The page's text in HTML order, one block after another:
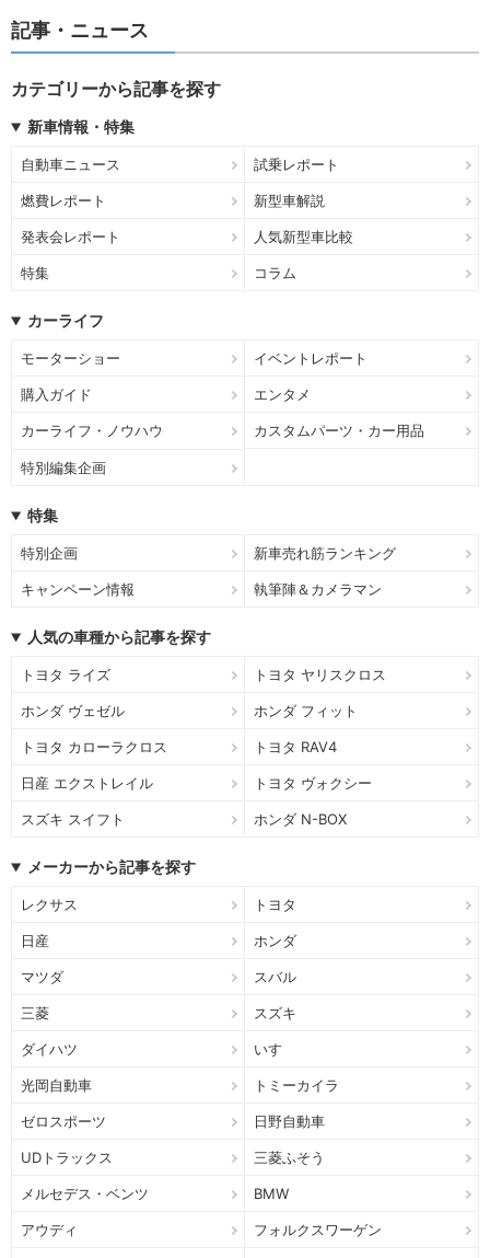
記事・ニュース
カテゴリーから記事を探す
新車情報・特集
自動車ニュース 試乗レポート
燃費レポート 新型車解説
発表会レポート 人気新型車比較
特集 コラム
カーライフ
モーターショー イベントレポート
購入ガイド エンタメ
カーライフ・ノウハウ カスタムパーツ・カー用品
特別編集企画
特集
特別企画 新車売れ筋ランキング
キャンペーン情報 執筆陣＆カメラマン
人気の車種から記事を探す
トヨタ ライズ トヨタ ヤリスクロス
ホンダ ヴェゼル ホンダ フィット
トヨタ カローラクロス トヨタ RAV4
日産 エクストレイル トヨタ ヴォクシー
スズキ スイフト ホンダ N-BOX
メーカーから記事を探す
レクサス トヨタ
日産 ホンダ
マツダ スバル
三菱 スズキ
ダイハツ いすゞ
光岡自動車 トミーカイラ
ゼロスポーツ 日野自動車
UDトラックス 三菱ふそう
メルセデス・ベンツ BMW
アウディ フォルクスワーゲン